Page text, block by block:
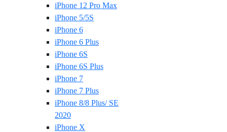
iPhone 12 Pro Max
iPhone 5/5S
iPhone 6
iPhone 6 Plus
iPhone 6S
iPhone 6S Plus
iPhone 7
iPhone 7 Plus
iPhone 8/8 Plus/ SE
2020
iPhone X